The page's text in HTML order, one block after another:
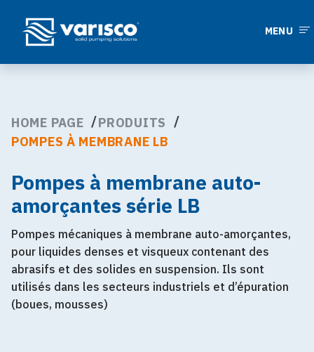
MENU
HOME PAGE
PRODUITS
POMPES À MEMBRANE LB
Pompes à membrane auto-
amorçantes série LB
Pompes mécaniques à membrane auto-amorçantes,
pour liquides denses et visqueux contenant des
abrasifs et des solides en suspension. Ils sont
utilisés dans les secteurs industriels et d’épuration
(boues, mousses)